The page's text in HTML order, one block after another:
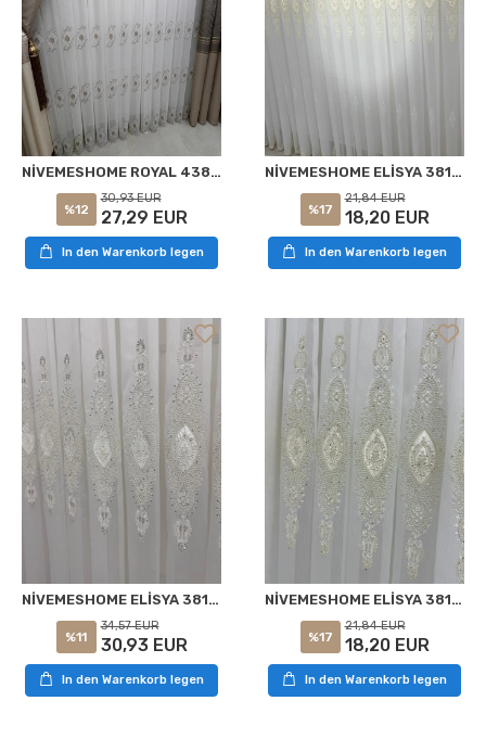
NİVEMESHOME ROYAL 4380 VİZON 1/3 PİLELİ BAMBU TÜL PERDE
%12
30,93 EUR
27,29 EUR
In den Warenkorb legen
NİVEMESHOME ELİSYA 3812 GOLD IŞILTI 1/2,5 PİLELİ BAMBU TÜL PERDE
%17
21,84 EUR
18,20 EUR
In den Warenkorb legen
NİVEMESHOME ELİSYA 3812 GÜMÜŞ IŞILTI 1/2,5 PİLELİ BAMBU TÜL PERDE
%11
34,57 EUR
30,93 EUR
In den Warenkorb legen
NİVEMESHOME ELİSYA 3812 GOLD GLITZER 1/3 GEFÜTTERTER BAMBU-TÜLLVORHANG
%17
21,84 EUR
18,20 EUR
In den Warenkorb legen